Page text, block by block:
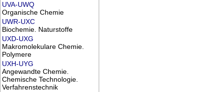
UVA-UWQ
Organische Chemie
UWR-UXC
Biochemie. Naturstoffe
UXD-UXG
Makromolekulare Chemie.
Polymere
UXH-UYG
Angewandte Chemie.
Chemische Technologie.
Verfahrenstechnik